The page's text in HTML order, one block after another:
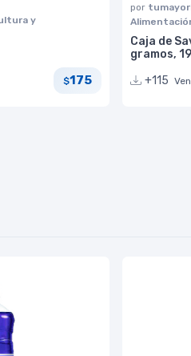
y
$175
por
Caja de
gramos,
+115